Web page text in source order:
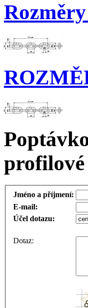
profilové
Jméno a příjmení:
E-mail:
Účel dotazu:
Dotaz: